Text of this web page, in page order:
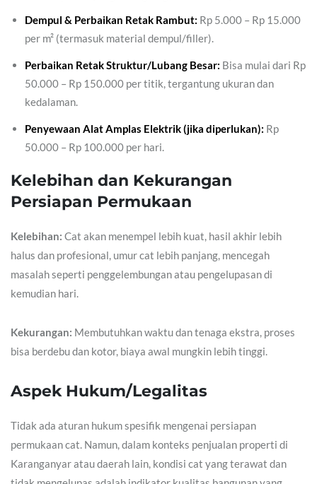
Dempul & Perbaikan Retak Rambut: Rp 5.000 – Rp 15.000
per m² (termasuk material dempul/filler).
Perbaikan Retak Struktur/Lubang Besar: Bisa mulai dari Rp
50.000 – Rp 150.000 per titik, tergantung ukuran dan
kedalaman.
Penyewaan Alat Amplas Elektrik (jika diperlukan): Rp
50.000 – Rp 100.000 per hari.
Kelebihan dan Kekurangan
Persiapan Permukaan
Kelebihan: Cat akan menempel lebih kuat, hasil akhir lebih
halus dan profesional, umur cat lebih panjang, mencegah
masalah seperti penggelembungan atau pengelupasan di
kemudian hari.
Kekurangan: Membutuhkan waktu dan tenaga ekstra, proses
bisa berdebu dan kotor, biaya awal mungkin lebih tinggi.
Aspek Hukum/Legalitas
Tidak ada aturan hukum spesifik mengenai persiapan
permukaan cat. Namun, dalam konteks penjualan properti di
Karanganyar atau daerah lain, kondisi cat yang terawat dan